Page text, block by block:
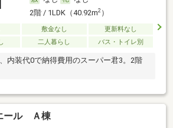
2階 / 1LDK（40.92m2）
敷金なし
更新料なし
二人暮らし バス・トイレ別
内装代0で納得費用のスーパー君3。2階
ール Ａ棟